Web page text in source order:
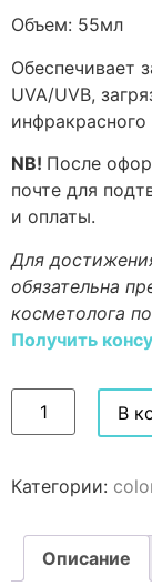
Объем: 55мл
Обеспечивает
UVA/UVB,
инфракрасного
NB! После
почте для
и оплаты.
Для
обязательна
косметолога
Получить
В
Категории:
Описание